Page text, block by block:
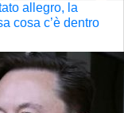
allegro, la
cosa c’è dentro